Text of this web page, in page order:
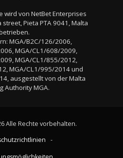
wird von NetBet Enterprises
Pieta PTA 9041, Malta
MGA/B2C/126/2006,
MGA/CL1/608/2009,
MGA/CL1/855/2012,
MGA/CL1/995/2014 und
ausgestellt von der Malta
Authority MGA.
Alle Rechte vorbehalten.
-